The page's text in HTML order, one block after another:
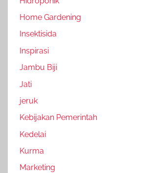
Home Gardening
Insektisida
Inspirasi
Jambu Biji
Jati
jeruk
Kebijakan Pemerintah
Kedelai
Kurma
Marketing